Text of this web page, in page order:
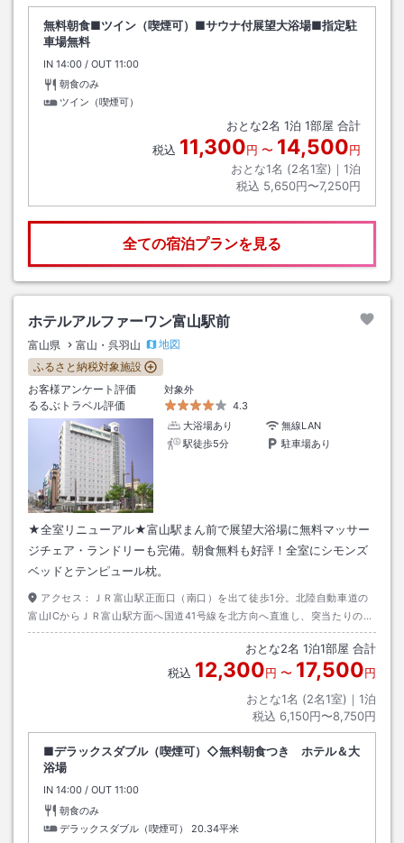
無料朝食■ツイン（喫煙可）■サウナ付展望大浴場■指定駐
車場無料
IN チェックイン
14:00 / OUT チェックアウト
11:00
朝食のみ
ツイン（喫煙可）
おとな2名 1泊 1部屋 合計
税込 11,300円 〜 14,500円
おとな1名 (2名1室)｜ 1泊
税込 5,650円〜7,250円
全ての宿泊プランを見る
ホテルアルファーワン富山駅前
富山県 富山・呉羽山
地図
ふるさと納税対象施設
お客様アンケート評価
対象外
るるぶトラベル評価
4.3
大浴場あり
無線LAN
駅徒歩5分
駐車場あり
★全室リニューアル★富山駅まん前で展望大浴場に無料マッサー
ジチェア・ランドリーも完備。朝食無料も好評！全室にシモンズ
ベッドとテンピュール枕。
アクセス：
ＪＲ富山駅正面口（南口）を出て徒歩1分。北陸自動車道の
富山ICからＪＲ富山駅方面へ国道41号線を北方向へ直進し、突当たりの富
山駅前交差点を左折してすぐ左側。
おとな2名 1泊1部屋 合計
税込 12,300円 〜 17,500円
おとな1名 (2名1室)｜ 1泊
税込 6,150円〜8,750円
■デラックスダブル（喫煙可）◇無料朝食つき ホテル＆大
浴場
IN チェックイン
14:00 / OUT チェックアウト
11:00
朝食のみ
デラックスダブル（喫煙可）
20.34平米